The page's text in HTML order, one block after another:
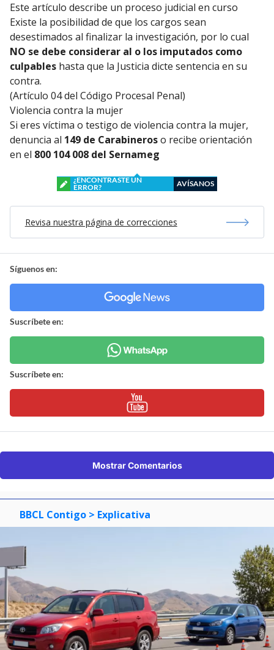
Este artículo describe un proceso judicial en curso
Existe la posibilidad de que los cargos sean
desestimados al finalizar la investigación, por lo cual
NO se debe considerar al o los imputados como
culpables hasta que la Justicia dicte sentencia en su
contra.
(Artículo 04 del Código Procesal Penal)
Violencia contra la mujer
Si eres víctima o testigo de violencia contra la mujer,
denuncia al 149 de Carabineroso recibe orientación
en el 800 104 008 del Sernameg
¿ENCONTRASTE UN
ERROR?
AVÍSANOS
Revisa nuestra página de correcciones
Síguenos en:
Suscríbete en:
Suscríbete en:
Mostrar Comentarios
BBCL Contigo > Explicativa